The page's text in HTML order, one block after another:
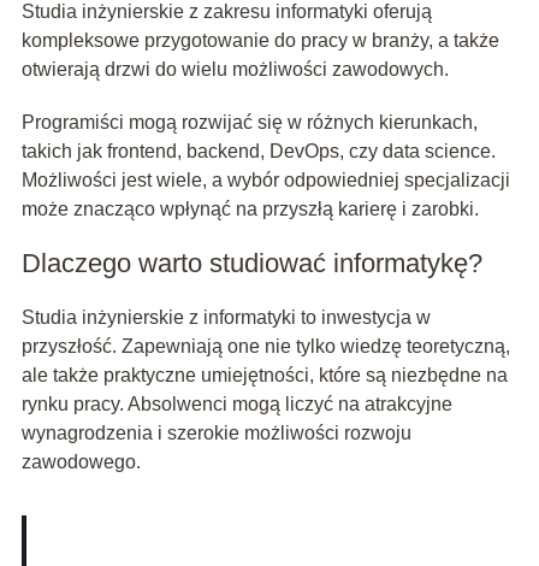
Studia inżynierskie z zakresu informatyki oferują
kompleksowe przygotowanie do pracy w branży, a także
otwierają drzwi do wielu możliwości zawodowych.
Programiści mogą rozwijać się w różnych kierunkach,
takich jak frontend, backend, DevOps, czy data science.
Możliwości jest wiele, a wybór odpowiedniej specjalizacji
może znacząco wpłynąć na przyszłą karierę i zarobki.
Dlaczego warto studiować informatykę?
Studia inżynierskie z informatyki to inwestycja w
przyszłość. Zapewniają one nie tylko wiedzę teoretyczną,
ale także praktyczne umiejętności, które są niezbędne na
rynku pracy. Absolwenci mogą liczyć na atrakcyjne
wynagrodzenia i szerokie możliwości rozwoju
zawodowego.